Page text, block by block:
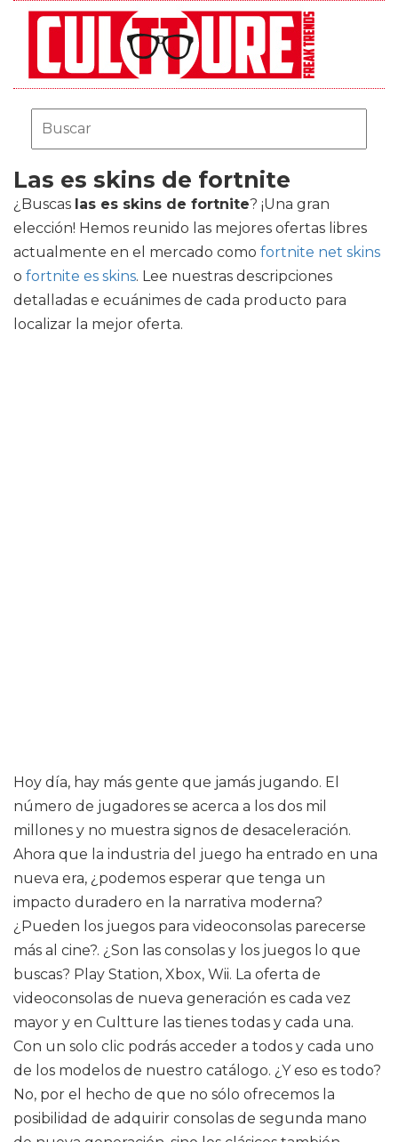
Las es skins de fortnite
¿Buscas las es skins de fortnite? ¡Una gran
elección! Hemos reunido las mejores ofertas libres
actualmente en el mercado como fortnite net skins
o fortnite es skins. Lee nuestras descripciones
detalladas e ecuánimes de cada producto para
localizar la mejor oferta.
Hoy día, hay más gente que jamás jugando. El
número de jugadores se acerca a los dos mil
millones y no muestra signos de desaceleración.
Ahora que la industria del juego ha entrado en una
nueva era, ¿podemos esperar que tenga un
impacto duradero en la narrativa moderna?
¿Pueden los juegos para videoconsolas parecerse
más al cine?. ¿Son las consolas y los juegos lo que
buscas? Play Station, Xbox, Wii. La oferta de
videoconsolas de nueva generación es cada vez
mayor y en Cultture las tienes todas y cada una.
Con un solo clic podrás acceder a todos y cada uno
de los modelos de nuestro catálogo. ¿Y eso es todo?
No, por el hecho de que no sólo ofrecemos la
posibilidad de adquirir consolas de segunda mano